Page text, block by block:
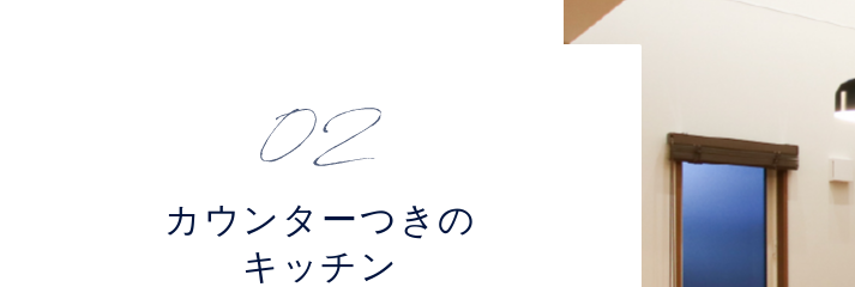
カウンターつきの
キッチン